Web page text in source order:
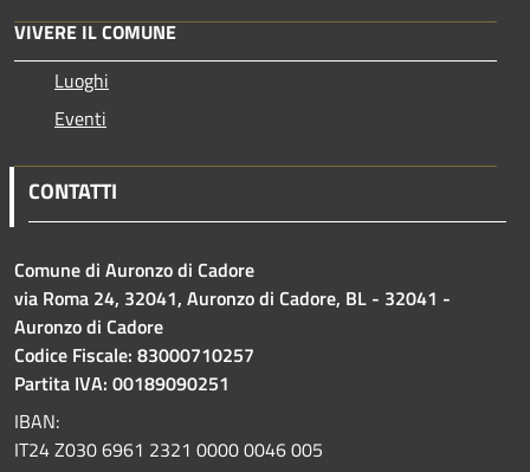
VIVERE IL COMUNE
Luoghi
Eventi
CONTATTI
Comune di Auronzo di Cadore
via Roma 24, 32041, Auronzo di Cadore, BL - 32041 -
Auronzo di Cadore
Codice Fiscale: 83000710257
Partita IVA: 00189090251
IBAN:
IT24 Z030 6961 2321 0000 0046 005